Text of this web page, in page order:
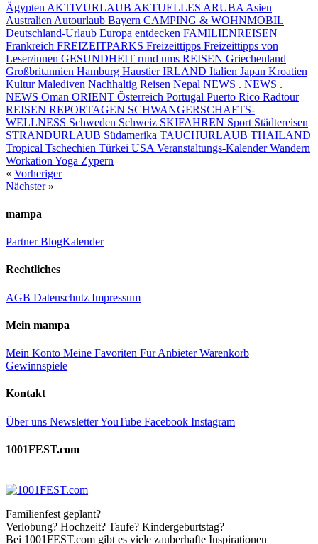
Ägypten AKTIVURLAUB AKTUELLES ARUBA Asien
Australien Autourlaub Bayern CAMPING & WOHNMOBIL
Deutschland-Urlaub Europa entdecken FAMILIENREISEN
Frankreich FREIZEITPARKS Freizeittipps Freizeittipps von
Leser/innen GESUNDHEIT rund ums REISEN Griechenland
Großbritannien Hamburg HaustierIRLAND Italien Japan Kroatien
KulturMalediven Nachhaltig Reisen Nepal NEWS . NEWS .
NEWS Oman ORIENT Österreich Portugal Puerto Rico Radtour
REISEN REPORTAGEN SCHWANGERSCHAFTS-
WELLNESS Schweden Schweiz SKIFAHREN Sport Städtereisen
STRANDURLAUB Südamerika TAUCHURLAUB THAILAND
Tropical Tschechien Türkei USA Veranstaltungs-KalenderWandern
Workation Yoga Zypern
« Vorheriger
Nächster»
mampa
PartnerBlogKalender
Rechtliches
AGB Datenschutz Impressum
Mein mampa
Mein Konto Meine Favoriten Für AnbieterWarenkorb
Gewinnspiele
Kontakt
Über uns NewsletterYouTube Facebook Instagram
1001FEST.com
Familienfest geplant?
Verlobung? Hochzeit? Taufe? Kindergeburtstag?
Bei 1001FEST.com gibt es viele zauberhafte Inspirationen